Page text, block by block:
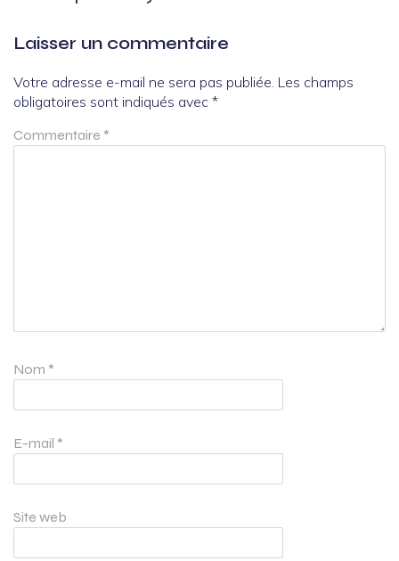
Laisser un commentaire
Votre adresse e-mail ne sera pas publiée. Les champs
obligatoires sont indiqués avec *
Commentaire *
Nom *
E-mail *
Site web